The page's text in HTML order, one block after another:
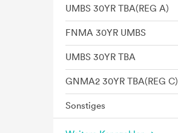
UMBS 30YR TBA(REG A)
FNMA 30YR UMBS
UMBS 30YR TBA
GNMA2 30YR TBA(REG C)
Sonstiges